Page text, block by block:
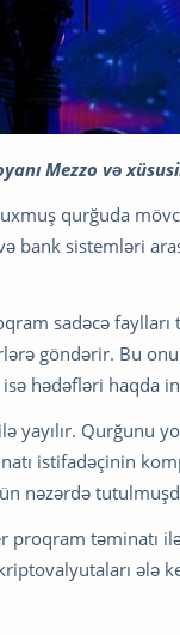
Mezzo və
qurğuda
bank sistemləri
sadəcə
göndərir. Bu
hədəfləri haqda
yayılır. Qurğunu
istifadəçinin
nəzərdə
proqram təminatı
ələ